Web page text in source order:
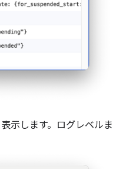
示します。ログレベルま